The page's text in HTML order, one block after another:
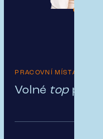
PRACOVNÍ MÍSTA
Volné toppozice